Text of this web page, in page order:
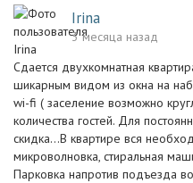
Irina
3 месяца назад
Сдается двухкомнатная
шикарным видом из окна на
wi-fi ( заселение возможно
количества гостей. Для
скидка…В квартире вся
микроволновка, стиральная
Парковка напротив подъезда